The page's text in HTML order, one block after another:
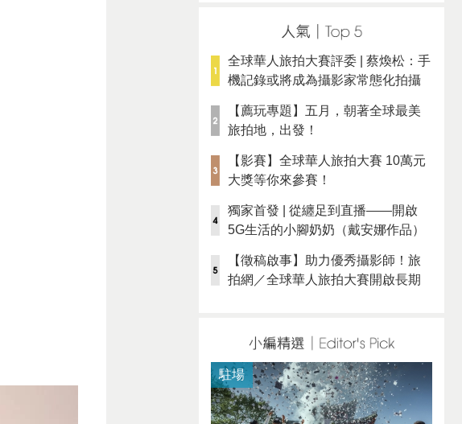
全球華人旅拍大賽評委 | 蔡煥松：手
機記錄或將成為攝影家常態化拍攝
【薦玩專題】五月，朝著全球最美
旅拍地，出發！
【影賽】全球華人旅拍大賽 10萬元
大獎等你來參賽！
獨家首發 | 從纏足到直播——開啟
5G生活的小腳奶奶（戴安娜作品）
【徵稿啟事】助力優秀攝影師！旅
拍網／全球華人旅拍大賽開啟長期
駐場